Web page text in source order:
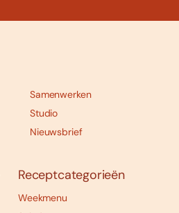
Samenwerken
Studio
Nieuwsbrief
Receptcategorieën
Weekmenu